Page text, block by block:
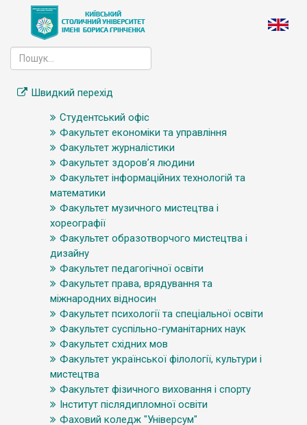
Швидкий перехід
Студентський офіс
Факультет економіки та управління
Факультет журналістики
Факультет здоров’я людини
Факультет інформаційних технологій та
математики
Факультет музичного мистецтва і
хореографії
Факультет образотворчого мистецтва і
дизайну
Факультет педагогічної освіти
Факультет права, врядування та
міжнародних відносин
Факультет психології та спеціальної освіти
Факультет суспільно-гуманітарних наук
Факультет східних мов
Факультет української філології, культури і
мистецтва
Факультет фізичного виховання і спорту
Інститут післядипломної освіти
Фаховий коледж "Універсум"